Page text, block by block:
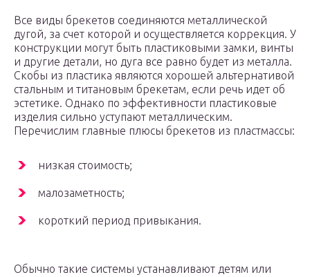
Все виды брекетов соединяются металлической
дугой, за счет которой и осуществляется коррекция. У
конструкции могут быть пластиковыми замки, винты
и другие детали, но дуга все равно будет из металла.
Скобы из пластика являются хорошей альтернативой
стальным и титановым брекетам, если речь идет об
эстетике. Однако по эффективности пластиковые
изделия сильно уступают металлическим.
Перечислим главные плюсы брекетов из пластмассы:
низкая стоимость;
малозаметность;
короткий период привыкания.
Обычно такие системы устанавливают детям или